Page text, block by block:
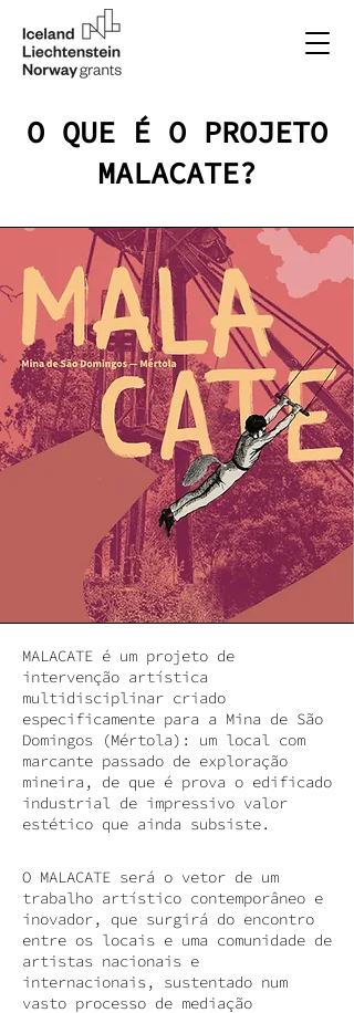
O QUE É O PROJETO
MALACATE?
MALACATE é um projeto de
intervenção artística
multidisciplinar criado
especificamente para a Mina de São
Domingos (Mértola): um local com
marcante passado de exploração
mineira, de que é prova o edificado
industrial de impressivo valor
estético que ainda subsiste.
O MALACATE será o vetor de um
trabalho artístico contemporâneo e
inovador, que surgirá do encontro
entre os locais e uma comunidade de
artistas nacionais e
internacionais, sustentado num
vasto processo de mediação